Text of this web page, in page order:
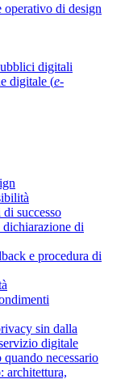
operativo di design
digitali
digitale (e-
successo
di
e procedura di
sin dalla
digitale
necessario
architettura,